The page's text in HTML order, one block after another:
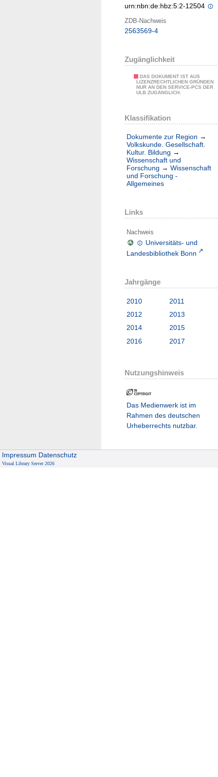
urn:nbn:de:hbz:5:2-12504
ZDB-Nachweis
2563569-4
Zugänglichkeit
DAS DOKUMENT IST AUS
LIZENZRECHTLICHEN GRÜNDEN
NUR AN DEN SERVICE-PCS DER
ULB ZUGÄNGLICH.
Klassifikation
Dokumente zur Region →
Volkskunde. Gesellschaft.
Kultur. Bildung →
Wissenschaft und
Forschung → Wissenschaft
und Forschung -
Allgemeines
Links
Nachweis
Universitäts- und
Landesbibliothek Bonn
Jahrgänge
2010
2011
2012
2013
2014
2015
2016
2017
Nutzungshinweis
Das Medienwerk ist im
Rahmen des deutschen
Urheberrechts nutzbar.
Impressum Datenschutz
Visual Library Server 2026